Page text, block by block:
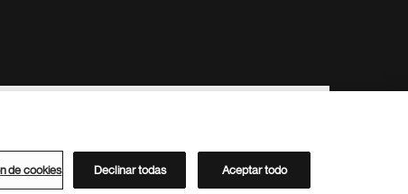
Directorio de Novartis
de cookies Declinar todas Aceptar todo